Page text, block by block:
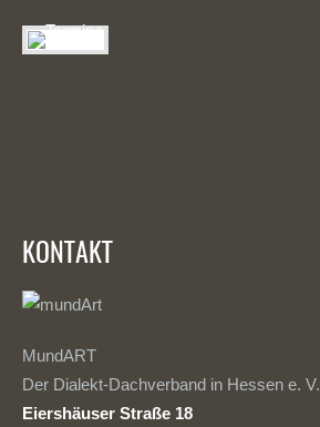
KONTAKT
MundART
Der Dialekt-Dachverband in Hessen e. V.
Eiershäuser Straße 18